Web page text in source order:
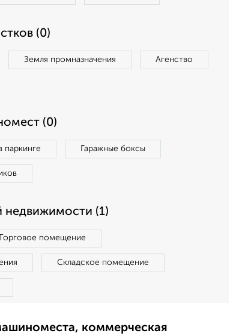
(0)
Земля промназначения Агенство
(0)
Гаражные боксы
недвижимости (1)
Торговое помещение
Складское помещение
коммерческая